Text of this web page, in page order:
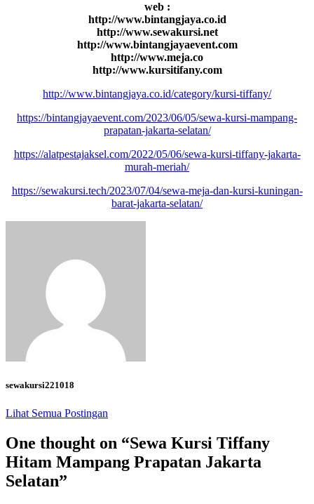
web :
http://www.bintangjaya.co.id
http://www.sewakursi.net
http://www.bintangjayaevent.com
http://www.meja.co
http://www.kursitifany.com
http://www.bintangjaya.co.id/category/kursi-tiffany/
https://bintangjayaevent.com/2023/06/05/sewa-kursi-mampang-
prapatan-jakarta-selatan/
https://alatpestajaksel.com/2022/05/06/sewa-kursi-tiffany-jakarta-
murah-meriah/
https://sewakursi.tech/2023/07/04/sewa-meja-dan-kursi-kuningan-
barat-jakarta-selatan/
sewakursi221018
Lihat Semua Postingan
One thought on “Sewa Kursi Tiffany
Hitam Mampang Prapatan Jakarta
Selatan”